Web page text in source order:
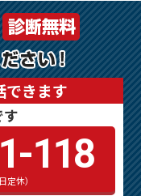
できます
118
休）